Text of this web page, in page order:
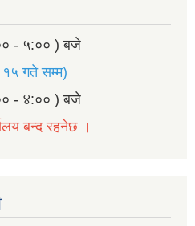
- ५:०० ) बजे
१५ गते सम्म)
- ४:०० ) बजे
बन्द रहनेछ ।